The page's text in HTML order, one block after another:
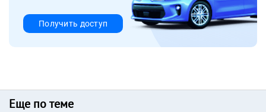
Получить доступ
Еще по теме